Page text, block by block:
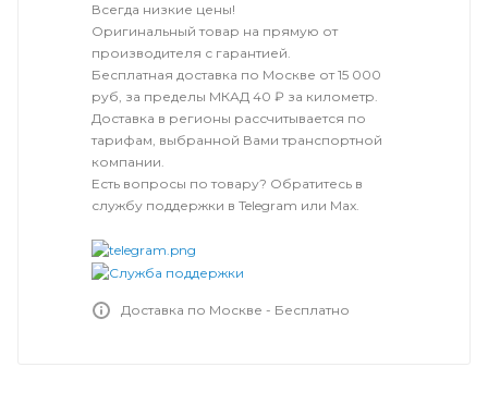
Всегда низкие цены!
Оригинальный товар на прямую от
производителя с гарантией.
Бесплатная доставка по Москве от 15 000
руб, за пределы МКАД 40 ₽ за километр.
Доставка в регионы рассчитывается по
тарифам, выбранной Вами транспортной
компании.
Есть вопросы по товару? Обратитесь в
службу поддержки в Telegram или Max.
Доставка по Москве - Бесплатно